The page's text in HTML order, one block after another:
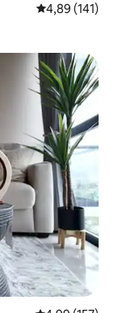
Средна
4,89 (141)